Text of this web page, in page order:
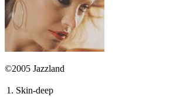
©2005 Jazzland
1. Skin-deep